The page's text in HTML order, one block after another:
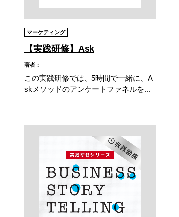
マーケティング
【実践研修】Ask
著者：
この実践研修では、5時間で一緒に、A
skメソッドのアンケートファネルを...